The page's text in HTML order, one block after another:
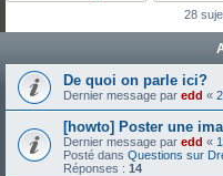
28
De quoi on parle ici?
Dernier message par edd «
[howto] Poster une
Dernier message par edd «
Posté dans Questions sur
Réponses : 14